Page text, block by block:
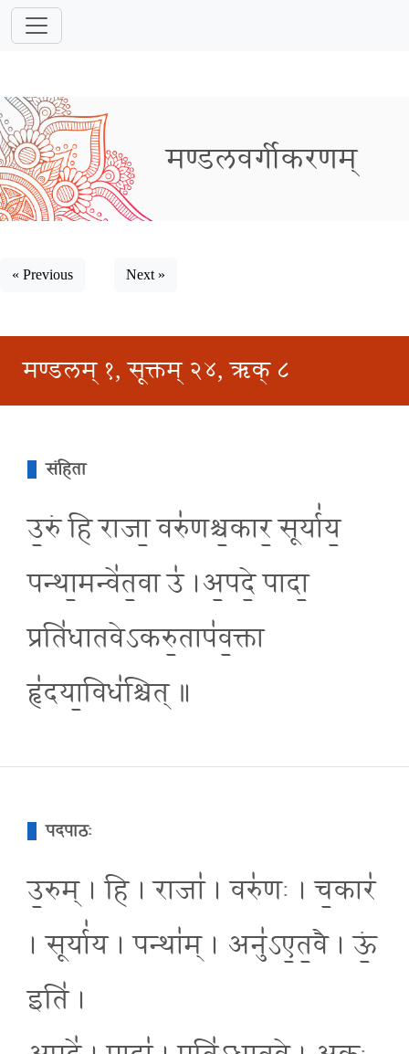
मण्डलवर्गीकरणम्
« Previous Next »
मण्डलम् १, सूक्तम् २४, ऋक् ८
संहिता
उ॒रुं हि राजा॒ वरु॑णश्च॒कार॒ सूर्या॑य॒
पन्था॒मन्वे॑त॒वा उ॑ ।अ॒पदे॒ पादा॒
प्रति॑धातवेऽकरु॒ताप॑व॒क्ता
हृ॑दया॒विध॑श्चित् ॥
पदपाठः
उ॒रुम् । हि । राजा॑ । वरु॑णः । च॒कार॑
। सूर्या॑य । पन्था॑म् । अनु॑ऽए॒त॒वै । ऊं॒
इति॑ ।